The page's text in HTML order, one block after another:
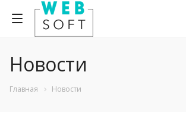
Новости
Главная Новости